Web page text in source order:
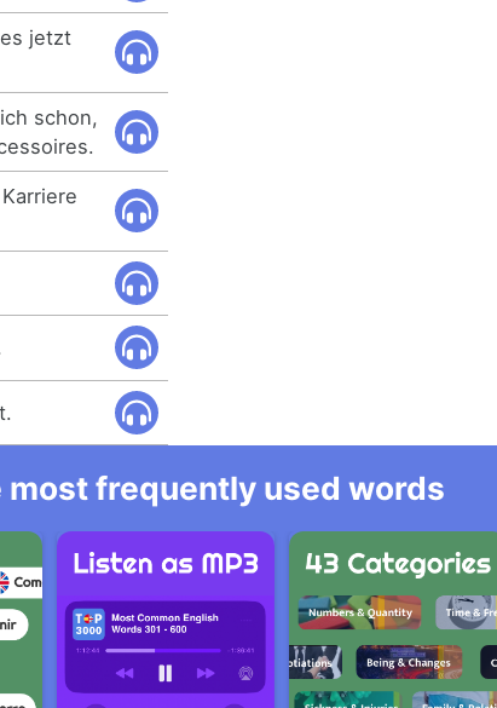
jetzt
schon,
most frequently used words